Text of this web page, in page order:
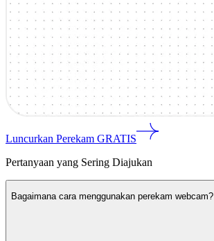
Luncurkan Perekam GRATIS
Pertanyaan yang Sering Diajukan
Bagaimana cara menggunakan perekam webcam?